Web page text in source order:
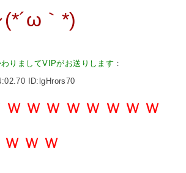
｀*)
りましてVIPがお送りします ：
ID:lgHrors70
ｗｗｗｗｗｗｗ
ｗｗ